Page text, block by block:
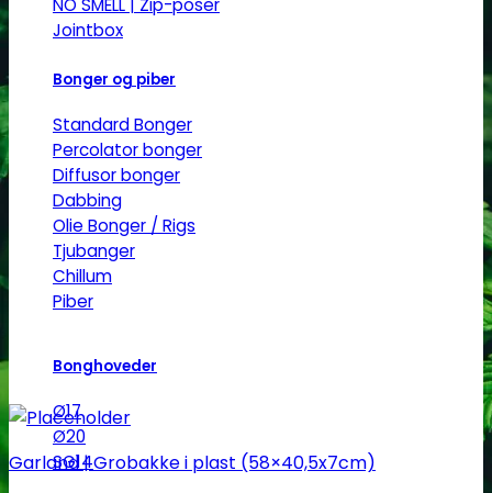
NO SMELL | Zip-poser
Jointbox
Bonger og piber
Standard Bonger
Percolator bonger
Diffusor bonger
Dabbing
Olie Bonger / Rigs
Tjubanger
Chillum
Piber
Bonghoveder
Ø17
Ø20
SG14
Garland | Grobakke i plast (58×40,5x7cm)